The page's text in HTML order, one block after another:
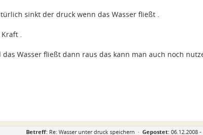
sinkt der druck wenn das Wasser fließt .
.
Wasser fließt dann raus das kann man auch noch
Betreff: Re: Wasser unter druck speichern · Gepostet: 06.12.2008